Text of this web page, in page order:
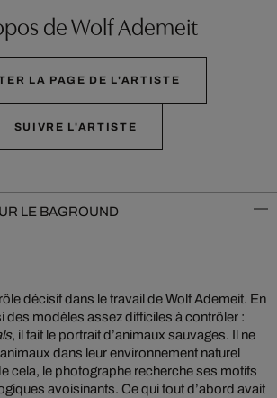
de Wolf Ademeit
LA PAGE DE L'ARTISTE
SUIVRE L'ARTISTE
LE BAGROUND
décisif dans le travail de Wolf Ademeit. En
des modèles assez difficiles à contrôler :
, il fait le portrait d’animaux sauvages. Il ne
dans leur environnement naturel
cela, le photographe recherche ses motifs
avoisinants. Ce qui tout d’abord avait